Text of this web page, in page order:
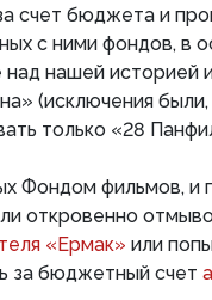
счет бюджета и
с ними фондов, в
нашей историей
(исключения были,
только «28
Фондом фильмов, и
откровенно
«Ермак» или
за бюджетный счет